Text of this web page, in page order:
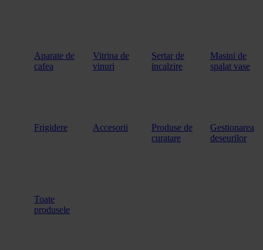
Aparate de
cafea
Vitrina de
vinuri
Sertar de
incalzire
Masini de
spalat vase
Frigidere Accesorii
Produse de
curatare
Gestionarea
deseurilor
Toate
produsele